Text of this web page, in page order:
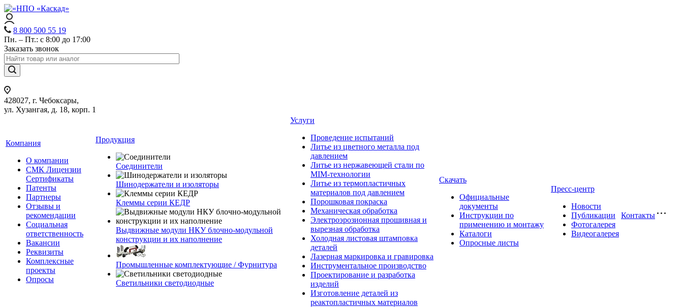
8 800 500 55 19
Пн. – Пт.: с 8:00 до 17:00
Заказать звонок
428027, г. Чебоксары,
ул. Хузангая, д. 18, корп. 1
Компания
О компании
СМК Лицензии
Сертификаты
Патенты
Партнеры
Отзывы и
рекомендации
Социальная
ответственность
Вакансии
Реквизиты
Комплексные
проекты
Опросы
Продукция
Соединители
Шинодержатели и изоляторы
Клеммы серии КЕДР
Выдвижные модули НКУ блочно-модульной
конструкции и их наполнение
Промышленные комплектующие / Фурнитура
Светильники светодиодные
Услуги
Проведение испытаний
Литье из цветного металла под
давлением
Литье из нержавеющей стали по
MIM-технологии
Литье из термопластичных
материалов под давлением
Порошковая покраска
Механическая обработка
Электроэрозионная прошивная и
вырезная обработка
Холодная листовая штамповка
деталей
Лазерная маркировка и гравировка
Инструментальное производство
Проектирование и разработка
изделий
Изготовление деталей из
реактопластичных материалов
Скачать
Официальные
документы
Инструкции по
применению и монтажу
Каталоги
Опросные листы
Пресс-центр
Новости
Публикации
Фотогалерея
Видеогалерея
Контакты